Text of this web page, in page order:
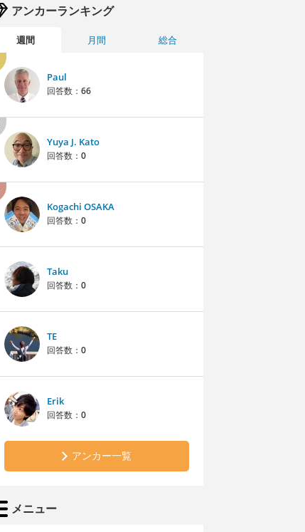
アンカーランキング
週間 月間 総合
Paul
回答数： 66
Yuya J. Kato
回答数： 0
Kogachi OSAKA
回答数： 0
Taku
回答数： 0
TE
回答数： 0
Erik
回答数： 0
アンカー一覧
メニュー